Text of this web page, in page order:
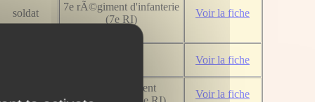
soldat
7e rÃ©giment d'infanterie
(7e RI)
Voir la fiche
Voir la fiche
88e rÃ©giment
Voir la fiche